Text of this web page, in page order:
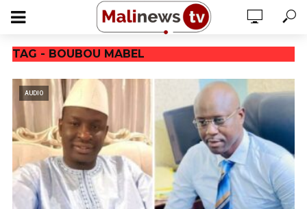
TAG - BOUBOU MABEL
AUDIO